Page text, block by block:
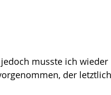
jedoch musste ich
der